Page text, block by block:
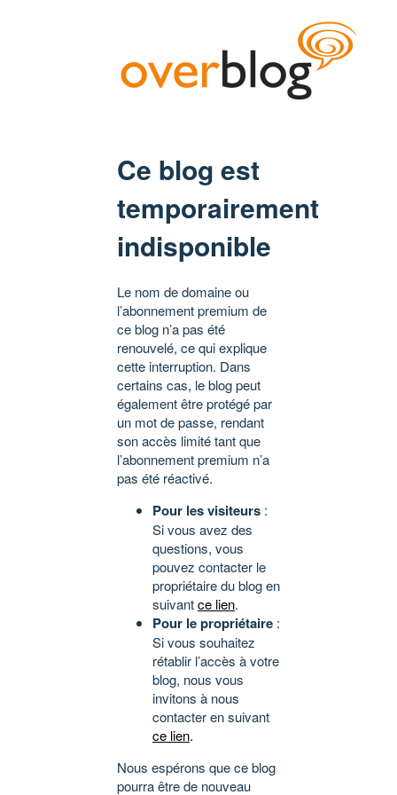
Ce blog est
temporairement
indisponible
Le nom de domaine ou
l’abonnement premium de
ce blog n’a pas été
renouvelé, ce qui explique
cette interruption. Dans
certains cas, le blog peut
également être protégé par
un mot de passe, rendant
son accès limité tant que
l’abonnement premium n’a
pas été réactivé.
Pour les visiteurs :
Si vous avez des
questions, vous
pouvez contacter le
propriétaire du blog en
suivantce lien.
Pour le propriétaire :
Si vous souhaitez
rétablir l’accès à votre
blog, nous vous
invitons à nous
contacter en suivant
ce lien.
Nous espérons que ce blog
pourra être de nouveau